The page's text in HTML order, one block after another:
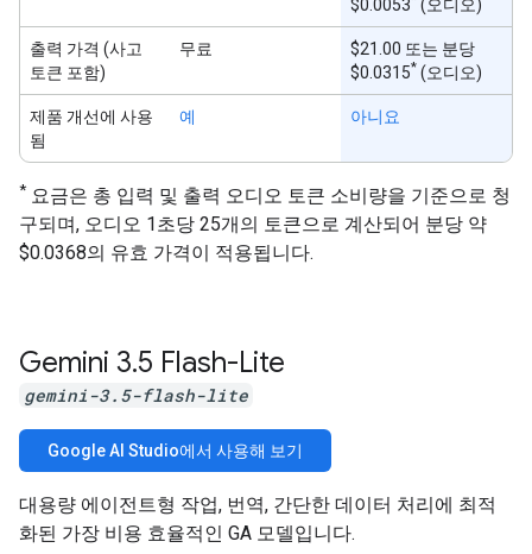
$0.0053 (오디오)
출력 가격 (사고
토큰 포함)
무료
$21.00 또는 분당
$0.0315* (오디오)
제품 개선에 사용
됨
예 아니요
* 요금은 총 입력 및 출력 오디오 토큰 소비량을 기준으로 청
구되며, 오디오 1초당 25개의 토큰으로 계산되어 분당 약
$0.0368의 유효 가격이 적용됩니다.
Gemini 3.5 Flash-Lite
gemini-3.5-flash-lite
Google AI Studio에서 사용해 보기
대용량 에이전트형 작업, 번역, 간단한 데이터 처리에 최적
화된 가장 비용 효율적인 GA 모델입니다.